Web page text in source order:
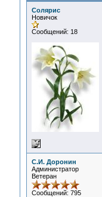
Солярис
Новичок
Сообщений: 18
С.И. Доронин
Администратор
Ветеран
Сообщений: 795